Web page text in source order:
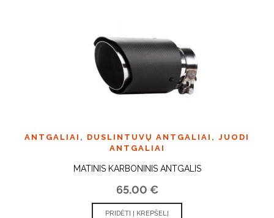
ANTGALIAI , DUSLINTUVŲ ANTGALIAI , JUODI
ANTGALIAI
MATINIS KARBONINIS ANTGALIS
65.00 €
PRIDĖTI Į KREPŠELĮ